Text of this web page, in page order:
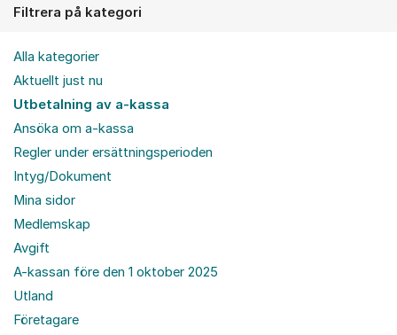
Filtrera på kategori
Alla kategorier
Aktuellt just nu
Utbetalning av a-kassa
Ansöka om a-kassa
Regler under ersättningsperioden
Intyg/Dokument
Mina sidor
Medlemskap
Avgift
A-kassan före den 1 oktober 2025
Utland
Företagare